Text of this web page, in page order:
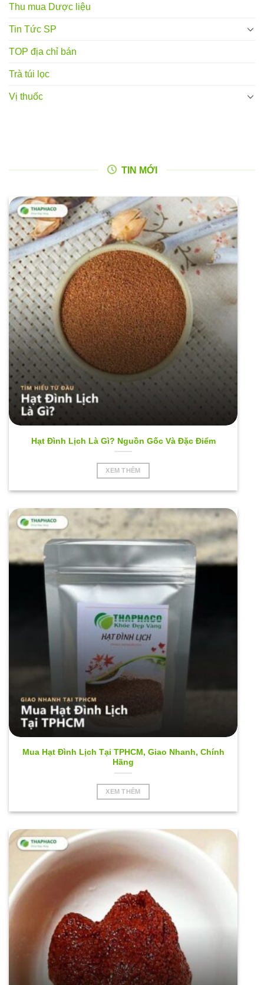
Thu mua Dược liệu
Tin Tức SP
TOP địa chỉ bán
Trà túi lọc
Vị thuốc
TIN MỚI
Hạt Đình Lịch Là Gì? Nguồn Gốc Và Đặc Điểm
XEM THÊM
Mua Hạt Đình Lịch Tại TPHCM, Giao Nhanh, Chính
Hãng
XEM THÊM